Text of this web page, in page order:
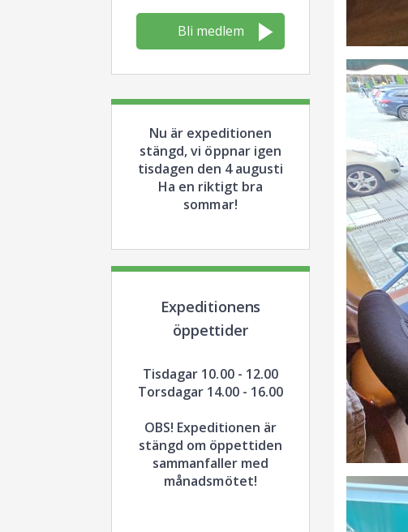
Bli medlem
Nu är expeditionen
stängd, vi öppnar igen
tisdagen den 4 augusti
Ha en riktigt bra
sommar!
Expeditionens
öppettider
Tisdagar 10.00 - 12.00
Torsdagar 14.00 - 16.00
OBS! Expeditionen är
stängd om öppettiden
sammanfaller med
månadsmötet!